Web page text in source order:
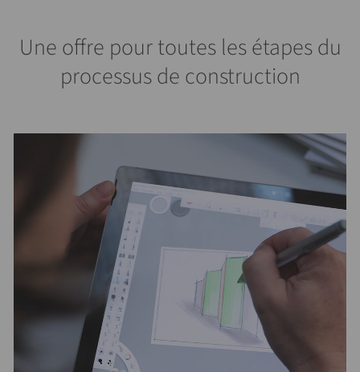
Une offre pour toutes les étapes du
processus de construction